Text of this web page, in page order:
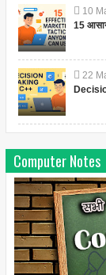
10
15
22
Computer Notes